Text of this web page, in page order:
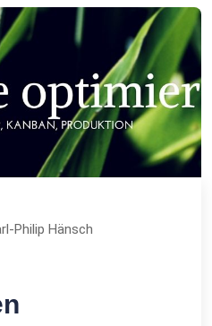
Philip Hänsch